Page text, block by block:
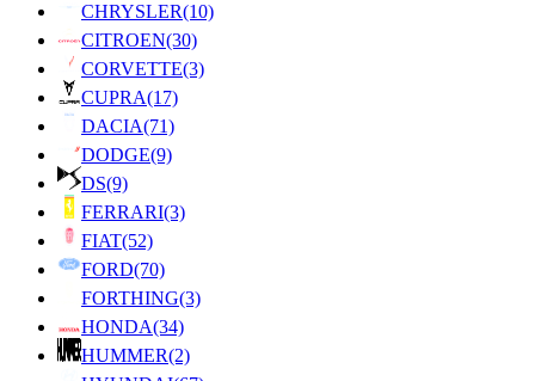
CHRYSLER(10)
CITROEN(30)
CORVETTE(3)
CUPRA(17)
DACIA(71)
DODGE(9)
DS(9)
FERRARI(3)
FIAT(52)
FORD(70)
FORTHING(3)
HONDA(34)
HUMMER(2)